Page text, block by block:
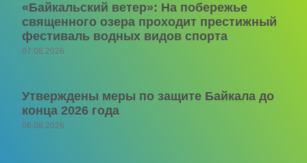
«Байкальский ветер»: На побережье
священного озера проходит престижный
фестиваль водных видов спорта
07.08.2026
Утверждены меры по защите Байкала до
конца 2026 года
06.08.2026